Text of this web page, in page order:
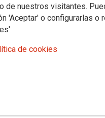
de nuestros visitantes.
'Aceptar' o configurarlas o
de cookies
de las
nos
y falta de